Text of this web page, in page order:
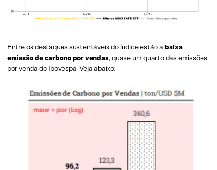
Entre os destaques sustentáveis do índice estão a baixa
emissão de carbono por vendas, quase um quarto das emissões
por venda do Ibovespa. Veja abaixo: